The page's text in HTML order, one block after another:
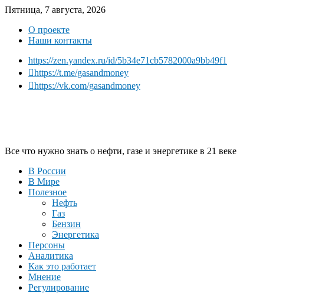
Пятница, 7 августа, 2026
О проекте
Наши контакты
https://zen.yandex.ru/id/5b34e71cb5782000a9bb49f1
https://t.me/gasandmoney
https://vk.com/gasandmoney
Все что нужно знать о нефти, газе и энергетике в 21 веке
В России
В Мире
Полезное
Нефть
Газ
Бензин
Энергетика
Персоны
Аналитика
Как это работает
Мнение
Регулирование